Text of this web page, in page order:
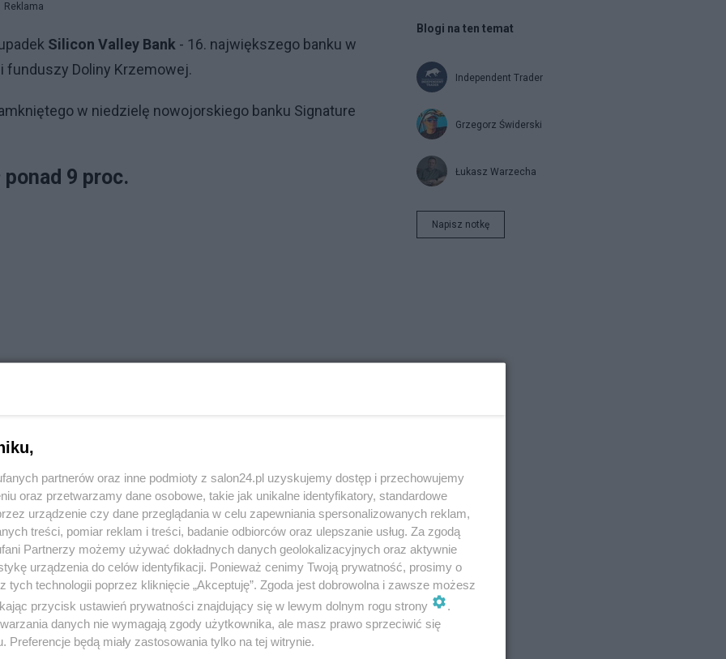
Reklama
Silicon Valley Bank - 16. największego banku w
funduszy Doliny Krzemowej.
w niedzielę nowojorskiego banku Signature
9 proc.
Korporacji Gwarantowania Depozytów
ponownie przekroczyła 1 bilion dolarów.
Blogi na ten temat
Independent Trader
Grzegorz Świderski
Łukasz Warzecha
Napisz notkę
partnerów oraz inne podmioty z salon24.pl uzyskujemy dostęp i przechowujemy
oraz przetwarzamy dane osobowe, takie jak unikalne identyfikatory, standardowe
urządzenie czy dane przeglądania w celu zapewniania spersonalizowanych reklam,
treści, pomiar reklam i treści, badanie odbiorców oraz ulepszanie usług. Za zgodą
Partnerzy możemy używać dokładnych danych geolokalizacyjnych oraz aktywnie
urządzenia do celów identyfikacji. Ponieważ cenimy Twoją prywatność, prosimy o
tych technologii poprzez kliknięcie „Akceptuję”. Zgoda jest dobrowolna i zawsze możesz
przycisk ustawień prywatności znajdujący się w lewym dolnym rogu strony
.
danych nie wymagają zgody użytkownika, ale masz prawo sprzeciwić się
Preferencje będą miały zastosowania tylko na tej witrynie.